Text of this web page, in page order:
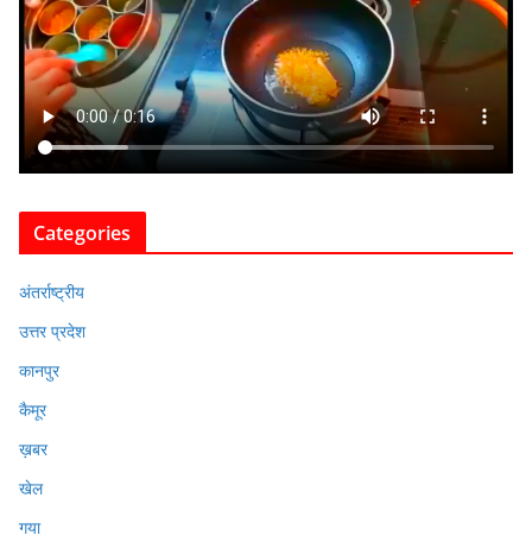
Categories
अंतर्राष्ट्रीय
उत्तर प्रदेश
कानपुर
कैमूर
ख़बर
खेल
गया